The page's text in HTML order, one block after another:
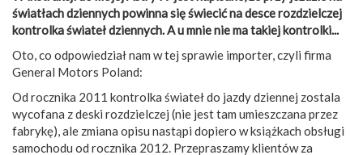
światłach dziennych powinna się świecić na desce rozdzielczej
kontrolka świateł dziennych. A u mnie nie ma takiej kontrolki...
Oto, co odpowiedział nam w tej sprawie importer, czyli firma
General Motors Poland:
Od rocznika 2011 kontrolka świateł do jazdy dziennej zostala
wycofana z deski rozdzielczej (nie jest tam umieszczana przez
fabrykę), ale zmiana opisu nastąpi dopiero w książkach obsługi
samochodu od rocznika 2012. Przepraszamy klientów za